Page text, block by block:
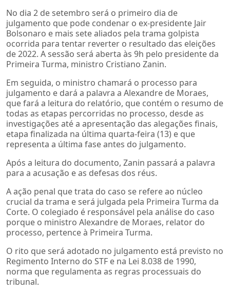
No dia 2 de setembro será o primeiro dia de
julgamento que pode condenar o ex-presidente Jair
Bolsonaro e mais sete aliados pela trama golpista
ocorrida para tentar reverter o resultado das eleições
de 2022. A sessão será aberta às 9h pelo presidente da
Primeira Turma, ministro Cristiano Zanin.
Em seguida, o ministro chamará o processo para
julgamento e dará a palavra a Alexandre de Moraes,
que fará a leitura do relatório, que contém o resumo de
todas as etapas percorridas no processo, desde as
investigações até a apresentação das alegações finais,
etapa finalizada na última quarta-feira (13) e que
representa a última fase antes do julgamento.
Após a leitura do documento, Zanin passará a palavra
para a acusação e as defesas dos réus.
A ação penal que trata do caso se refere ao núcleo
crucial da trama e será julgada pela Primeira Turma da
Corte. O colegiado é responsável pela análise do caso
porque o ministro Alexandre de Moraes, relator do
processo, pertence à Primeira Turma.
O rito que será adotado no julgamento está previsto no
Regimento Interno do STF e na Lei 8.038 de 1990,
norma que regulamenta as regras processuais do
tribunal.